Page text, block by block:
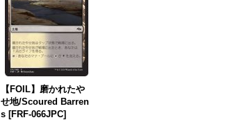
【FOIL】磨かれたや
せ地/Scoured Barren
s [FRF-066JPC]